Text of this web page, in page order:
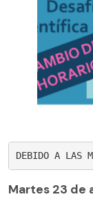
DEBIDO A LAS
Martes 23 de